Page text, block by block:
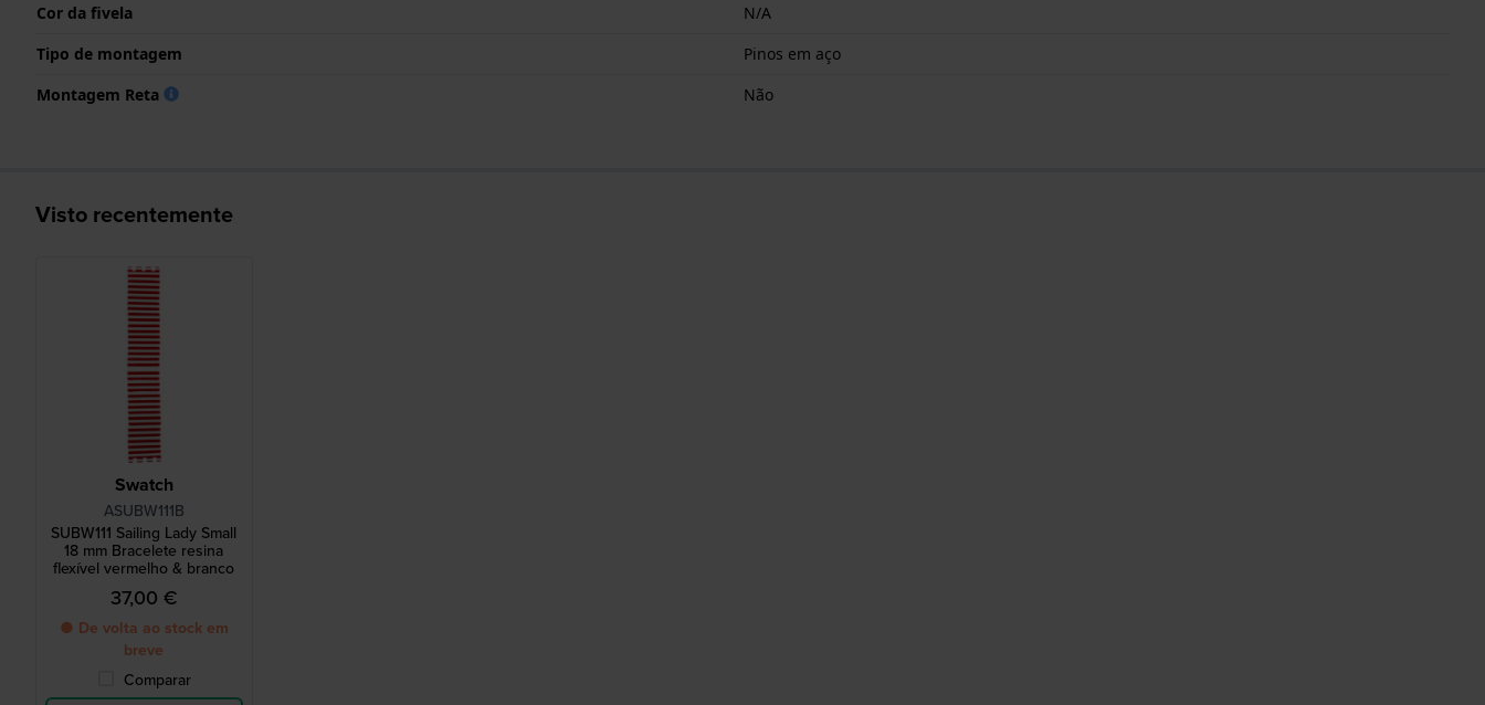
Cor da fivela
N/A
Tipo de montagem
Pinos em aço
Montagem Reta
Não
Visto recentemente
Swatch
ASUBW111B
SUBW111 Sailing Lady Small
18 mm Bracelete resina
flexível vermelho & branco
37,00 €
● De volta ao stock em
breve
Comparar